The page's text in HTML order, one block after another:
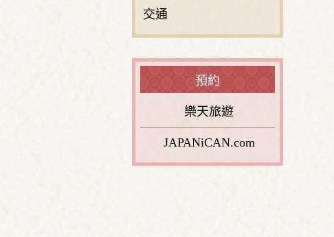
交通
預約
樂天旅遊
JAPANiCAN.com